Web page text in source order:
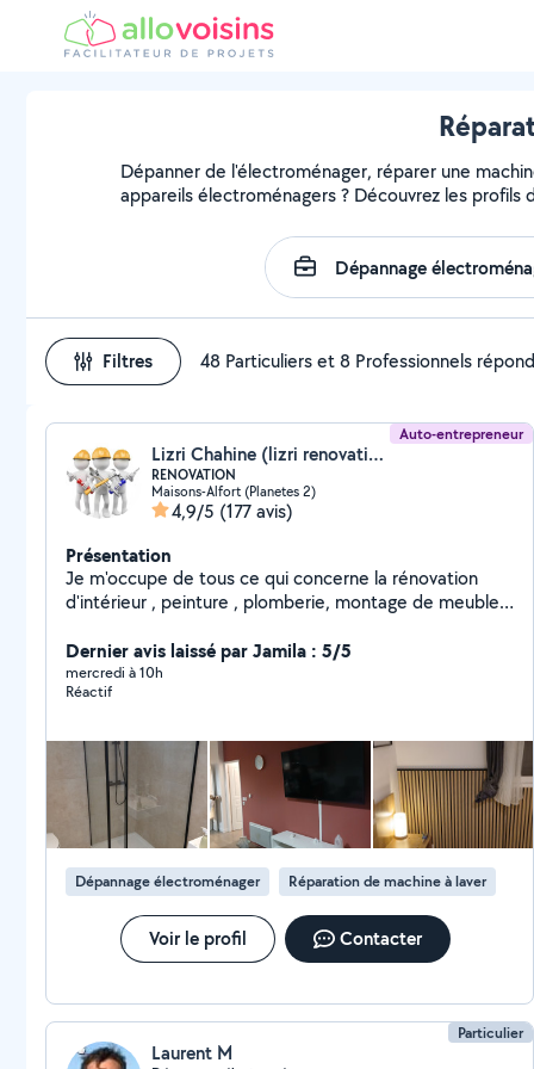
Dépanner de l'électroménager, réparer une
appareils électroménagers ? Découvrez les
Filtres 48 Particuliers et 8 Professionnels
Auto-entrepreneur
Lizri Chahine (lizri renovation)
RENOVATION
Maisons-Alfort (Planetes 2)
4,9/5 (177 avis)
Présentation
Je m'occupe de tous ce qui concerne la rénovation
d'intérieur , peinture , plomberie, montage de meuble ,
d'informations
Dernier avis laissé par Jamila : 5/5
mercredi à 10h
Réactif
Dépannage électroménager Réparation de machine à laver
Voir le profil Contacter
Particulier
Laurent M